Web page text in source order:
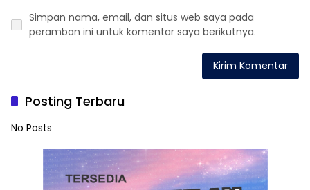
Simpan nama, email, dan situs web saya pada
peramban ini untuk komentar saya berikutnya.
Posting Terbaru
No Posts